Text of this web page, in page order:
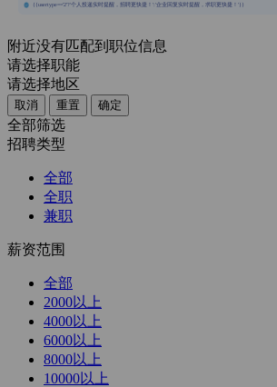
{{usertype=='2'?'个人投递实时提醒，招聘更快捷！':'企业回复实时提醒，求职更快捷！'}}
附近没有匹配到职位信息
请选择职能
请选择地区
取消 重置 确定
全部筛选
招聘类型
全部
全职
兼职
薪资范围
全部
2000以上
4000以上
6000以上
8000以上
10000以上